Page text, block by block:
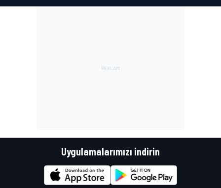
Uygulamalarımızı indirin